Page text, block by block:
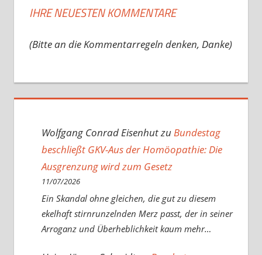
IHRE NEUESTEN KOMMENTARE
(Bitte an die Kommentarregeln denken, Danke)
Wolfgang Conrad EisenhutzuBundestag
beschließt GKV-Aus der Homöopathie: Die
Ausgrenzung wird zum Gesetz
11/07/2026
Ein Skandal ohne gleichen, die gut zu diesem
ekelhaft stirnrunzelnden Merz passt, der in seiner
Arroganz und Überheblichkeit kaum mehr…